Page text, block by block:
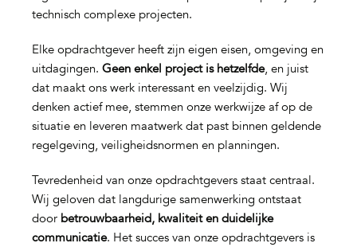
technisch complexe projecten.
Elke opdrachtgever heeft zijn eigen eisen, omgeving en
uitdagingen. Geen enkel project is hetzelfde, en juist
dat maakt ons werk interessant en veelzijdig. Wij
denken actief mee, stemmen onze werkwijze af op de
situatie en leveren maatwerk dat past binnen geldende
regelgeving, veiligheidsnormen en planningen.
Tevredenheid van onze opdrachtgevers staat centraal.
Wij geloven dat langdurige samenwerking ontstaat
door betrouwbaarheid, kwaliteit en duidelijke
communicatie. Het succes van onze opdrachtgevers is